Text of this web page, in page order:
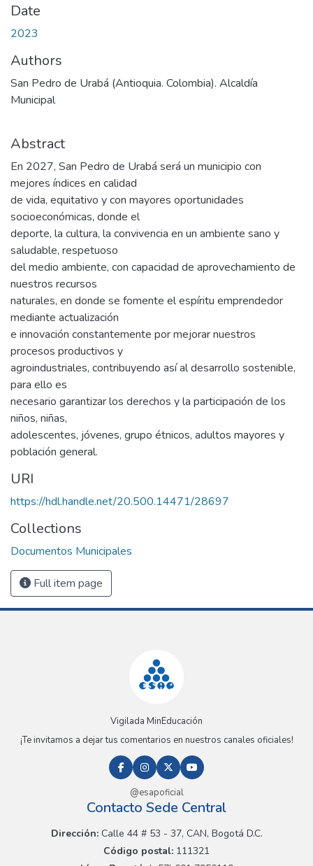
Date
2023
Authors
San Pedro de Urabá (Antioquia. Colombia). Alcaldía
Municipal
Abstract
En 2027, San Pedro de Urabá será un municipio con
mejores índices en calidad
de vida, equitativo y con mayores oportunidades
socioeconómicas, donde el
deporte, la cultura, la convivencia en un ambiente sano y
saludable, respetuoso
del medio ambiente, con capacidad de aprovechamiento de
nuestros recursos
naturales, en donde se fomente el espíritu emprendedor
mediante actualización
e innovación constantemente por mejorar nuestros
procesos productivos y
agroindustriales, contribuyendo así al desarrollo sostenible,
para ello es
necesario garantizar los derechos y la participación de los
niños, niñas,
adolescentes, jóvenes, grupo étnicos, adultos mayores y
población general.
URI
https://hdl.handle.net/20.500.14471/28697
Collections
Documentos Municipales
Full item page
Vigilada MinEducación
¡Te invitamos a dejar tus comentarios en nuestros canales oficiales!
@esapoficial
Contacto Sede Central
Dirección:Calle 44 # 53 - 37, CAN, Bogotá D.C.
Código postal: 111321